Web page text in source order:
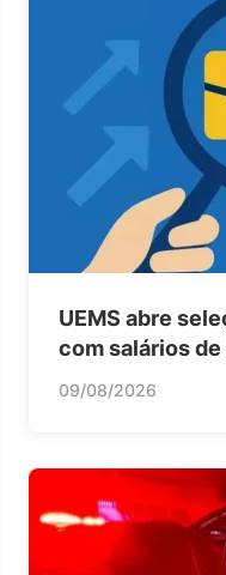
UEMS abre
com salários de
09/08/2026